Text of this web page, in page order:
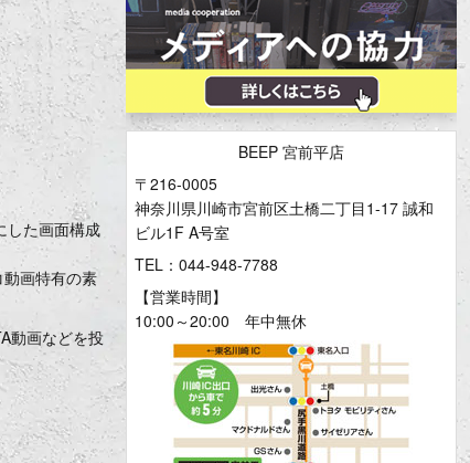
した画面構成
画特有の素
動画などを投
BEEP 宮前平店
〒216-0005
神奈川県川崎市宮前区土橋二丁目1-17 誠和
ビル1F A号室
TEL：044-948-7788
【営業時間】
10:00～20:00 年中無休